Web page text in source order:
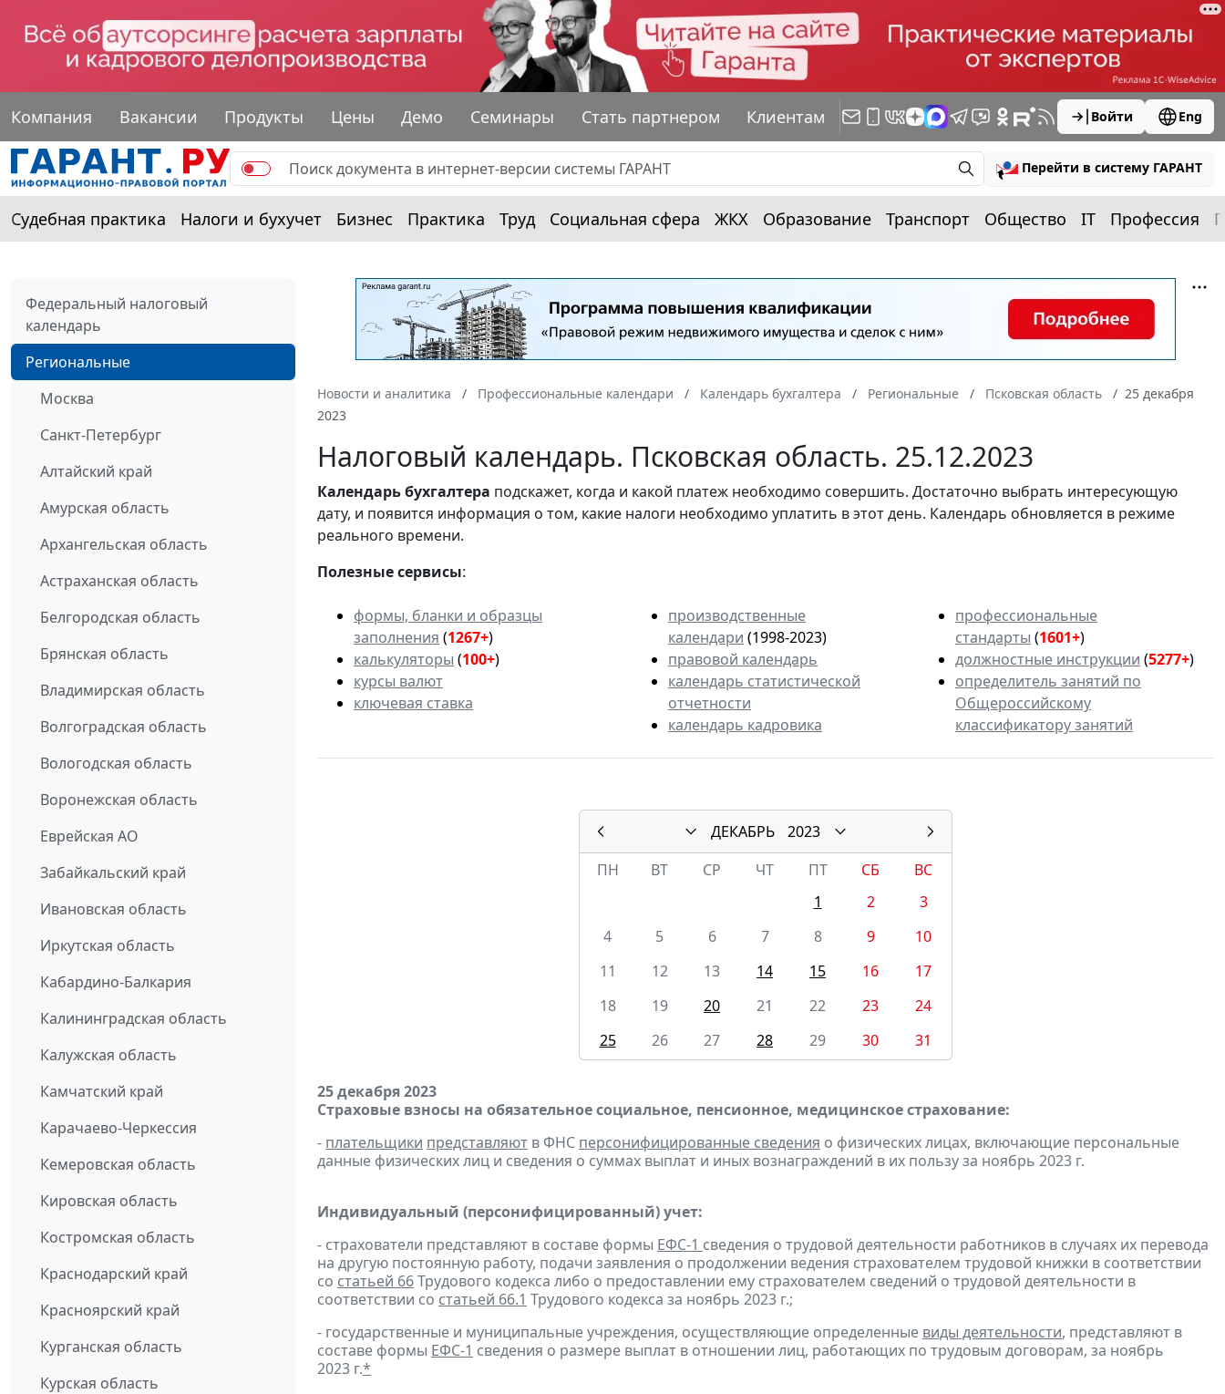
Компания Вакансии Продукты Цены Демо Семинары Стать партнером Клиентам Войти Eng
Перейти в систему ГАРАНТ
Судебная практика Налоги и бухучет Бизнес Практика Труд Социальная сфера ЖКХ Образование Транспорт Общество IT Профессия
Федеральный налоговый
календарь
Региональные
Москва
Санкт-Петербург
Алтайский край
Амурская область
Архангельская область
Астраханская область
Белгородская область
Брянская область
Владимирская область
Волгоградская область
Вологодская область
Воронежская область
Еврейская АО
Забайкальский край
Ивановская область
Иркутская область
Кабардино-Балкария
Калининградская область
Калужская область
Камчатский край
Карачаево-Черкессия
Кемеровская область
Кировская область
Костромская область
Краснодарский край
Красноярский край
Курганская область
Курская область
Новости и аналитика Профессиональные календари Календарь бухгалтера Региональные Псковская область
25 декабря
2023
Налоговый календарь. Псковская область. 25.12.2023
Календарьбухгалтера подскажет, когда и какой платеж необходимо совершить. Достаточно выбрать интересующую
дату, и появится информация о том, какие налоги необходимо уплатить в этот день. Календарь обновляется в режиме
реального времени.
Полезные сервисы:
формы, бланки и образцы
заполнения (1267+)
калькуляторы (100+)
курсы валют
ключевая ставка
производственные
календари (1998-2023)
правовой календарь
календарь статистической
отчетности
календарь кадровика
профессиональные
стандарты (1601+)
должностные инструкции (5277+)
определитель занятий по
Общероссийскому
классификатору занятий
ДЕКАБРЬ
2023
ПН
ВТ СР ЧТ ПТ СБ
ВС
1
2
3
4
5 6 7 8 9
10
11
12 13 14 15 16
17
18
19 20 21 22 23
24
25
26 27 28 29 30 31
25 декабря 2023
Страховые взносы на обязательное социальное, пенсионное, медицинское страхование:
- плательщики представляют в ФНС персонифицированные сведения о физических лицах, включающие персональные
данные физических лиц и сведения о суммах выплат и иных вознаграждений в их пользу за ноябрь 2023 г.
Индивидуальный (персонифицированный) учет:
- страхователи представляют в составе формы ЕФС-1 сведения о трудовой деятельности работников в случаях их перевода
на другую постоянную работу, подачи заявления о продолжении ведения страхователем трудовой книжки в соответствии
со статьей 66Трудового кодекса либо о предоставлении ему страхователем сведений о трудовой деятельности в
соответствии со статьей 66.1 Трудового кодекса за ноябрь 2023 г.;
- государственные и муниципальные учреждения, осуществляющие определенные виды деятельности, представляют в
составе формы ЕФС-1 сведения о размере выплат в отношении лиц, работающих по трудовым договорам, за ноябрь
2023 г.*